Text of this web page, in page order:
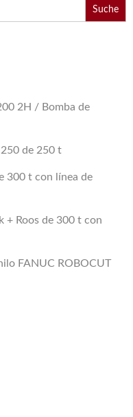
2H / Bomba de
de 250 t
300 t con línea de
+ Roos de 300 t con
FANUC ROBOCUT